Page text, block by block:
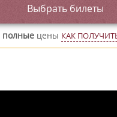
Выбрать билеты
полные цены КАК